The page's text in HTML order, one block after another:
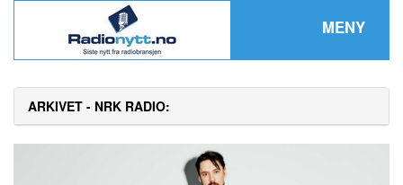
MENY
ARKIVET - NRK RADIO: